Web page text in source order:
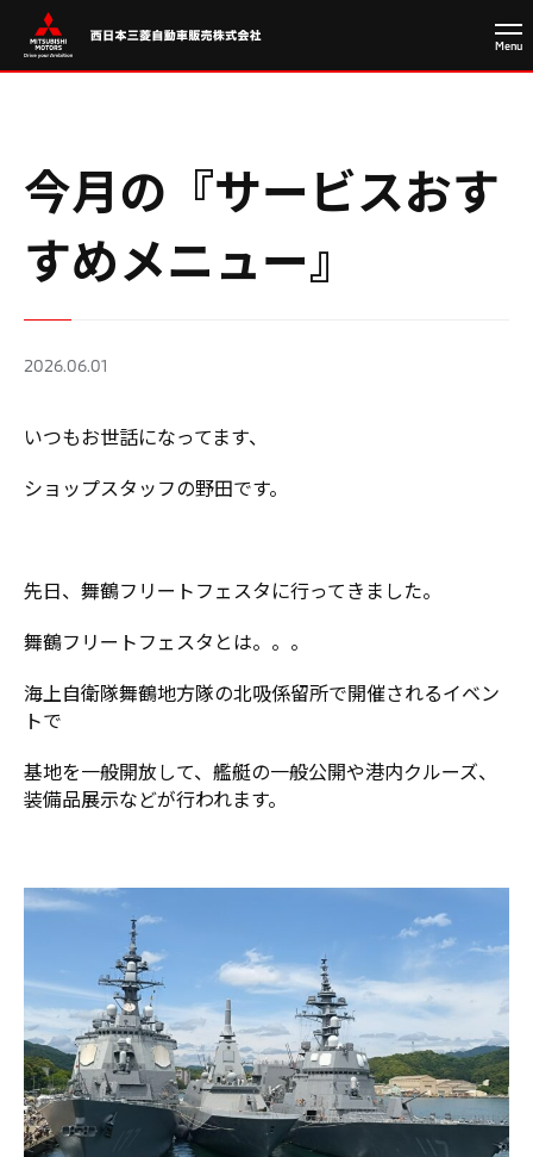
今月の『サービスおす
すめメニュー』
2026.06.01
いつもお世話になってます、
ショップスタッフの野田です。
先日、舞鶴フリートフェスタに行ってきました。
舞鶴フリートフェスタとは。。。
海上自衛隊舞鶴地方隊の北吸係留所で開催されるイベン
トで
基地を一般開放して、艦艇の一般公開や港内クルーズ、
装備品展示などが行われます。